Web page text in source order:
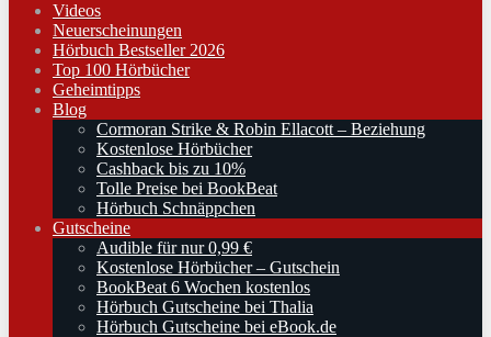
Videos
Neuerscheinungen
Hörbuch Bestseller 2026
Top 100 Hörbücher
Geheimtipps
Blog
Cormoran Strike & Robin Ellacott – Beziehung
Kostenlose Hörbücher
Cashback bis zu 10%
Tolle Preise bei BookBeat
Hörbuch Schnäppchen
Gutscheine
Audible für nur 0,99 €
Kostenlose Hörbücher – Gutschein
BookBeat 6 Wochen kostenlos
Hörbuch Gutscheine bei Thalia
Hörbuch Gutscheine bei eBook.de